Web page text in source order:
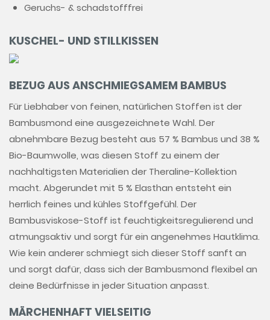
Geruchs- & schadstofffrei
KUSCHEL- UND STILLKISSEN
BEZUG AUS ANSCHMIEGSAMEM BAMBUS
Für Liebhaber von feinen, natürlichen Stoffen ist der
Bambusmond eine ausgezeichnete Wahl. Der
abnehmbare Bezug besteht aus 57 % Bambus und 38 %
Bio-Baumwolle, was diesen Stoff zu einem der
nachhaltigsten Materialien der Theraline-Kollektion
macht. Abgerundet mit 5 % Elasthan entsteht ein
herrlich feines und kühles Stoffgefühl. Der
Bambusviskose-Stoff ist feuchtigkeitsregulierend und
atmungsaktiv und sorgt für ein angenehmes Hautklima.
Wie kein anderer schmiegt sich dieser Stoff sanft an
und sorgt dafür, dass sich der Bambusmond flexibel an
deine Bedürfnisse in jeder Situation anpasst.
MÄRCHENHAFT VIELSEITIG